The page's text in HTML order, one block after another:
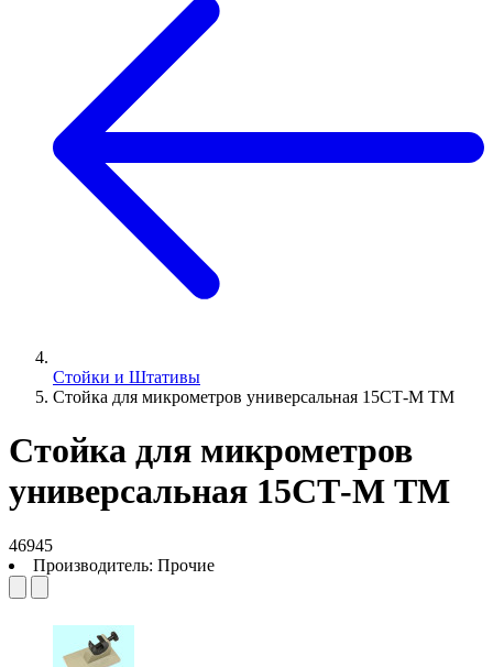
Стойки и Штативы
Стойка для микрометров универсальная 15СТ-М ТМ
Стойка для микрометров
универсальная 15СТ-М ТМ
46945
Производитель: Прочие